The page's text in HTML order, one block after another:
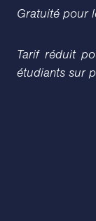
Gratuité pour
Tarif réduit
étudiants sur